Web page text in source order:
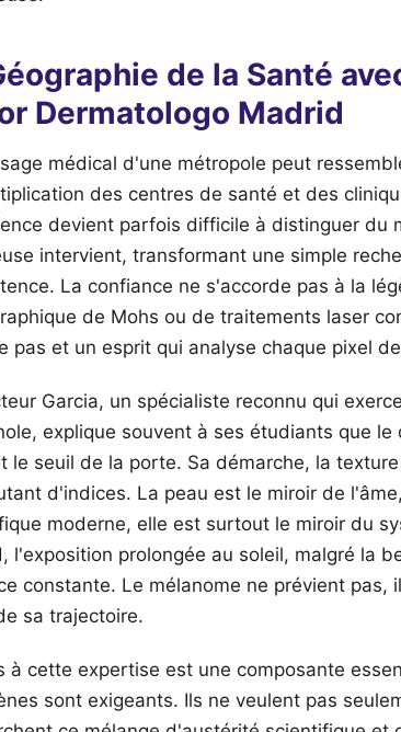
de la Santé
Dermatologo Madrid
médical d'une métropole peut
des centres de santé et des
devient parfois difficile à distinguer du
intervient, transformant une simple
La confiance ne s'accorde pas à la
de Mohs ou de traitements laser
pas et un esprit qui analyse chaque pixel
Garcia, un spécialiste reconnu qui
explique souvent à ses étudiants que
le seuil de la porte. Sa démarche, la
d'indices. La peau est le miroir de
moderne, elle est surtout le miroir du
l'exposition prolongée au soleil, malgré la
constante. Le mélanome ne prévient pas,
sa trajectoire.
à cette expertise est une composante
sont exigeants. Ils ne veulent pas